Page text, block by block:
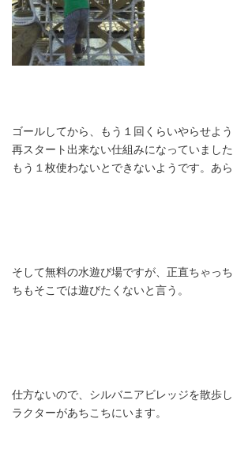
ゴールしてから、もう１回くらいやらせよ
再スタート出来ない仕組みになっていまし
もう１枚使わないとできないようです。あら
そして無料の水遊び場ですが、正直ちゃっ
ちもそこでは遊びたくないと言う。
仕方ないので、シルバニアビレッジを散歩
ラクターがあちこちにいます。